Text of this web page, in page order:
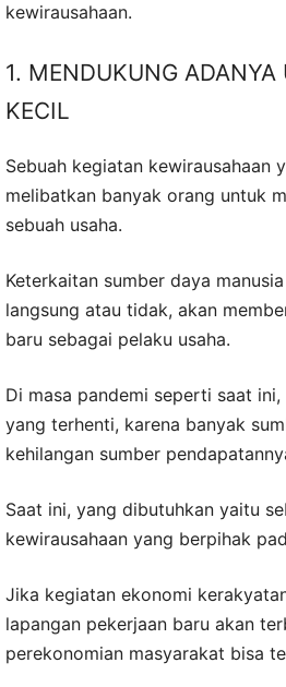
kewirausahaan.
1. MENDUKUNG
KECIL
Sebuah kegiatan kewirausahaan
melibatkan banyak orang untuk
sebuah usaha.
Keterkaitan sumber daya
langsung atau tidak, akan
baru sebagai pelaku usaha.
Di masa pandemi seperti saat
yang terhenti, karena banyak
kehilangan sumber
Saat ini, yang dibutuhkan yaitu
kewirausahaan yang berpihak
Jika kegiatan ekonomi
lapangan pekerjaan baru akan
perekonomian masyarakat bisa